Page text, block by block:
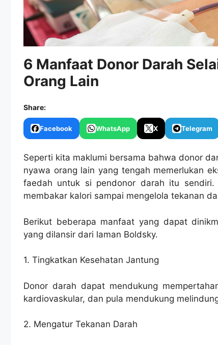
6 Manfaat Donor Darah
Orang Lain
Share:
Facebook WhatsApp X Telegram
Seperti kita maklumi bersama bahwa donor
nyawa orang lain yang tengah memerlukan
faedah untuk si pendonor darah itu
membakar kalori sampai mengelola tekanan
Berikut beberapa manfaat yang dapat
yang dilansir dari laman Boldsky.
1. Tingkatkan Kesehatan Jantung
Donor darah dapat mendukung
kardiovaskular, dan pula mendukung
2. Mengatur Tekanan Darah